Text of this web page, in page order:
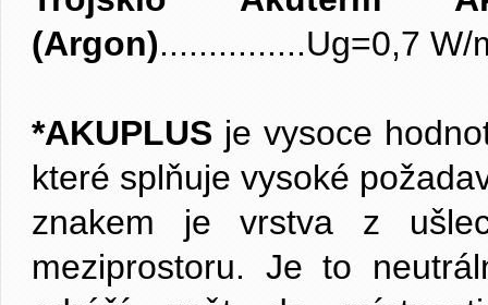
(Argon)...............Ug=0,7
*AKUPLUS je vysoce
které splňuje vysoké
znakem je vrstva z
meziprostoru. Je to